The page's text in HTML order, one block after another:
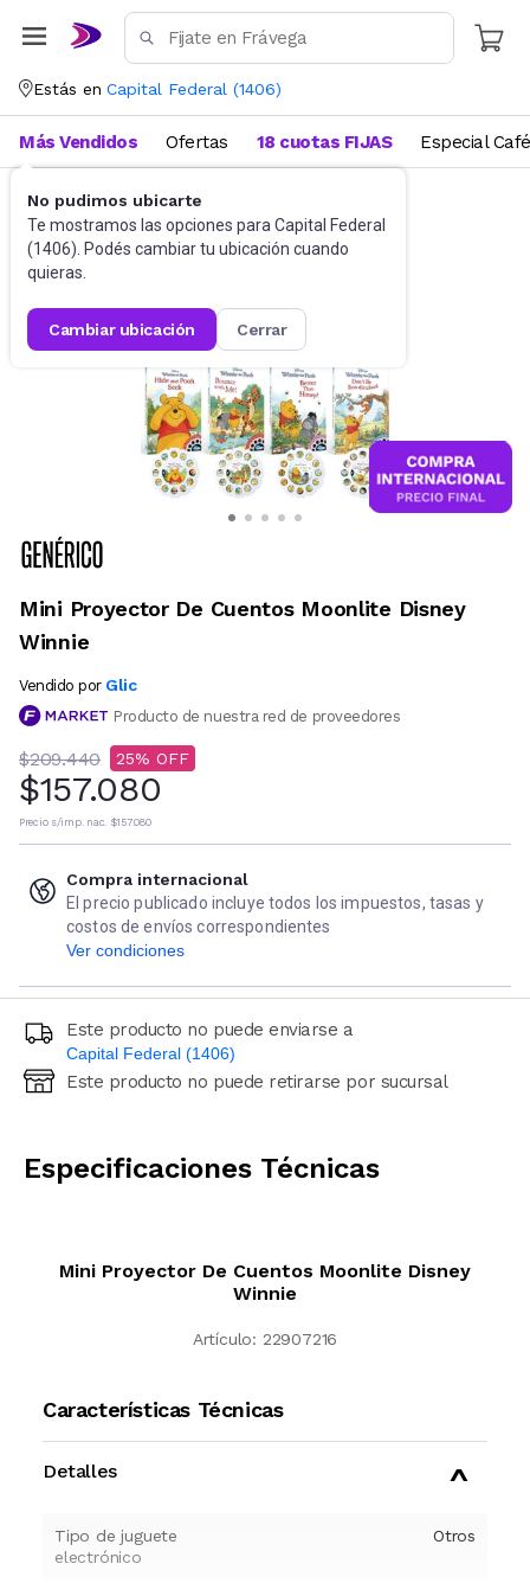
Estás en Capital Federal (1406)
No pudimos ubicarte
Te mostramos las opciones para Capital Federal
(1406). Podés cambiar tu ubicación cuando
quieras.
cambiar ubicación cerrar
Más Vendidos Ofertas 18 cuotas FIJAS Especial Café
Juguetes y Juegos
Mini Proyector De Cuentos Moonlite Disney
Winnie
Vendido por Glic
Producto de nuestra red de proveedores
$209.440 25
$157.080
Precio s/imp. nac. $157.080
Compra internacional
El precio publicado incluye todos los impuestos, tasas y
costos de envíos correspondientes
Ver condiciones
Este producto no puede enviarse a
Capital Federal (1406)
Ingresá código postal (sólo números)
Este producto no puede retirarse por sucursal
Especificaciones Técnicas
Mini Proyector De Cuentos Moonlite Disney
Winnie
Artículo: 22907216
Características Técnicas
Detalles
Tipo de juguete
electrónico
Otros